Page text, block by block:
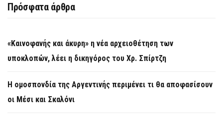
Πρόσφατα άρθρα
«Καινοφανής και άκυρη» η νέα αρχειοθέτηση των
υποκλοπών, λέει η δικηγόρος του Χρ. Σπίρτζη
Η ομοσπονδία της Αργεντινής περιμένει τι θα αποφασίσουν
οι Μέσι και Σκαλόνι